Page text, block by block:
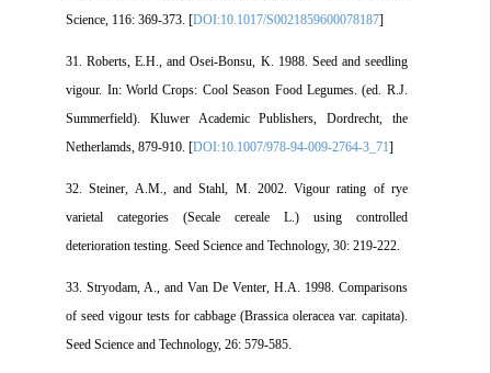
Science, 116: 369-373. [DOI:10.1017/S0021859600078187
31. Roberts, E.H., and Osei-Bonsu, K. 1988. Seed and seedling
vigour. In: World Crops: Cool Season Food Legumes. (ed. R.J.
Summerfield). Kluwer Academic Publishers, Dordrecht, the
Netherlamds, 879-910. [DOI:10.1007/978-94-009-2764-3_71
32. Steiner, A.M., and Stahl, M. 2002. Vigour rating of rye
varietal categories (Secale cereale L.) using controlled
deterioration testing. Seed Science and Technology, 30: 219-222.
33. Stryodam, A., and Van De Venter, H.A. 1998. Comparisons
of seed vigour tests for cabbage (Brassica oleracea var. capitata).
Seed Science and Technology, 26: 579-585.